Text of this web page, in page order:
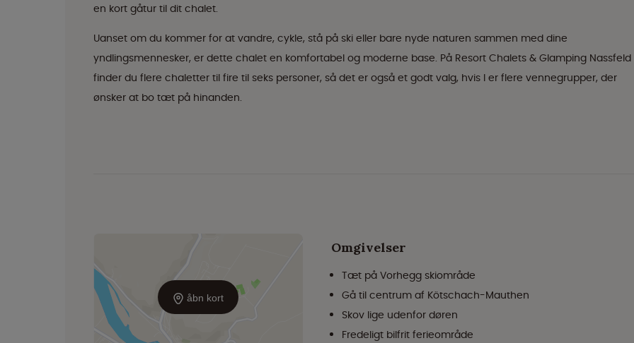
en kort gåtur til dit chalet.
Uanset om du kommer for at vandre, cykle, stå på ski eller bare nyde naturen sammen med dine
yndlingsmennesker, er dette chalet en komfortabel og moderne base. På Resort Chalets & Glamping Nassfeld
finder du flere chaletter til fire til seks personer, så det er også et godt valg, hvis I er flere vennegrupper, der
ønsker at bo tæt på hinanden.
åbn kort
Omgivelser
Tæt på Vorhegg skiområde
Gå til centrum af Kötschach-Mauthen
Skov lige udenfor døren
Fredeligt bilfrit ferieområde